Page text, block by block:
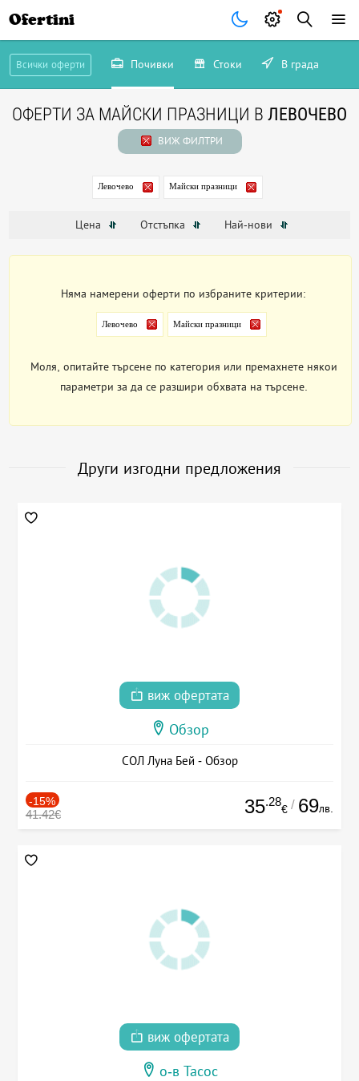
Ofertini
Всички оферти Почивки Стоки В града
ОФЕРТИ ЗА МАЙСКИ ПРАЗНИЦИ В ЛЕВОЧЕВО
ВИЖ ФИЛТРИ
Левочево Майски празници
Цена Отстъпка Най-нови
Няма намерени оферти по избраните критерии:
Левочево Майски празници
Моля, опитайте търсене по категория или премахнете някои
параметри за да се разшири обхвата на търсене.
Други изгодни предложения
виж офертата
Обзор
СОЛ Луна Бей - Обзор
-15%
41.42€ 35.28
€ / 69лв.
виж офертата
о-в Тасос